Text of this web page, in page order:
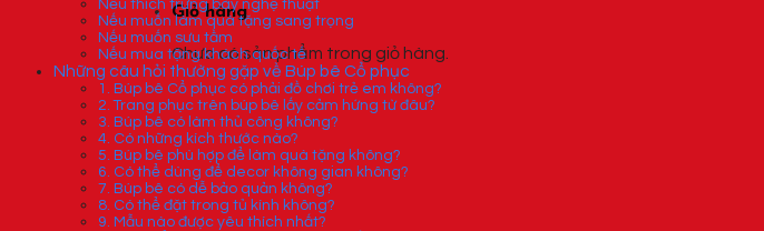
Giỏ hàng
Chưa có sản phẩm trong giỏ hàng.
Nếu thích trưng bày nghệ thuật
Nếu muốn làm quà tặng sang trọng
Nếu muốn sưu tầm
Nếu mua tặng khách quốc tế
Những câu hỏi thường gặp về Búp bê Cổ phục
1. Búp bê Cổ phục có phải đồ chơi trẻ em không?
2. Trang phục trên búp bê lấy cảm hứng từ đâu?
3. Búp bê có làm thủ công không?
4. Có những kích thước nào?
5. Búp bê phù hợp để làm quà tặng không?
6. Có thể dùng để decor không gian không?
7. Búp bê có dễ bảo quản không?
8. Có thể đặt trong tủ kính không?
9. Mẫu nào được yêu thích nhất?